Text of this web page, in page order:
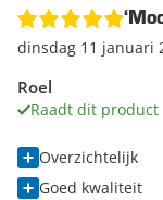
Roel
Raadt dit product
dinsdag 11 januari
Overzichtelijk
Goed kwaliteit